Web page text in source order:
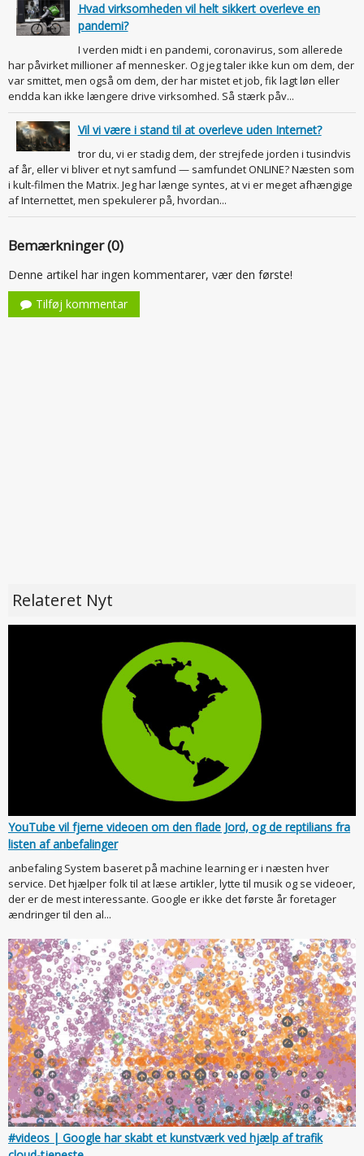
Hvad virksomheden vil helt sikkert overleve en
pandemi?
I verden midt i en pandemi, coronavirus, som allerede
har påvirket millioner af mennesker. Og jeg taler ikke kun om dem, der
var smittet, men også om dem, der har mistet et job, fik lagt løn eller
endda kan ikke længere drive virksomhed. Så stærk påv...
Vil vi være i stand til at overleve uden Internet?
tror du, vi er stadig dem, der strejfede jorden i tusindvis
af år, eller vi bliver et nyt samfund — samfundet ONLINE? Næsten som
i kult-filmen the Matrix. Jeg har længe syntes, at vi er meget afhængige
af Internettet, men spekulerer på, hvordan...
Bemærkninger (0)
Denne artikel har ingen kommentarer, vær den første!
Tilføj kommentar
Relateret Nyt
YouTube vil fjerne videoen om den flade Jord, og de reptilians fra
listen af anbefalinger
anbefaling System baseret på machine learning er i næsten hver
service. Det hjælper folk til at læse artikler, lytte til musik og se videoer,
der er de mest interessante. Google er ikke det første år foretager
ændringer til den al...
#videos | Google har skabt et kunstværk ved hjælp af trafik